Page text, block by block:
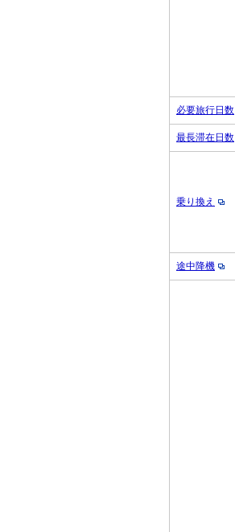
必要旅行日数
最長滞在日数
乗り換え
途中降機